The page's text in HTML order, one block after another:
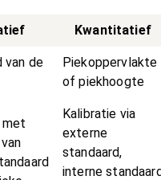
Kwantitatief
van de
Piekoppervlakte
of piekhoogte
met
Kalibratie via
externe
standaard,
interne